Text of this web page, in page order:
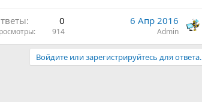
0
914
6 Апр 2016
Admin
Войдите или зарегистрируйтесь для ответа.